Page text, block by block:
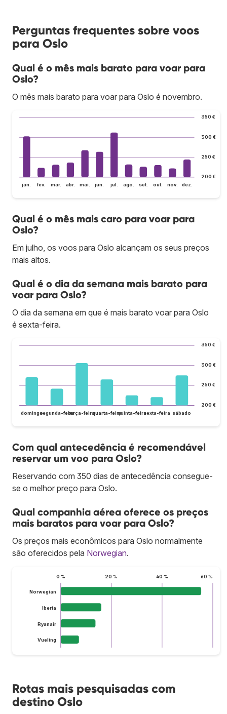
Perguntas frequentes sobre voos
para Oslo
Qual é o mês mais barato para voar para
Oslo?
O mês mais barato para voar para Oslo é novembro.
200 €
250 €
300 €
350 €
jan. fev. mar. abr. mai. jun. jul. ago. set. out. nov. dez.
Qual é o mês mais caro para voar para
Oslo?
Em julho, os voos para Oslo alcançam os seus preços
mais altos.
Qual é o dia da semana mais barato para
voar para Oslo?
O dia da semana em que é mais barato voar para Oslo
é sexta-feira.
200 €
250 €
300 €
350 €
domingosegunda-feiraterça-feiraquarta-feiraquinta-feirasexta-feira sábado
Com qual antecedência é recomendável
reservar um voo para Oslo?
Reservando com 350 dias de antecedência consegue-
se o melhor preço para Oslo.
Qual companhia aérea oferece os preços
mais baratos para voar para Oslo?
Os preços mais econômicos para Oslo normalmente
são oferecidos pela Norwegian.
0 % 20 % 40 % 60 %
Norwegian
Iberia
Ryanair
Vueling
Rotas mais pesquisadas com
destino Oslo